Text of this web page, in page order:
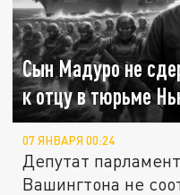
Сын Мадуро не
к отцу в тюрьме
07 ЯНВАРЯ 00:24
Депутат
Вашингтона не